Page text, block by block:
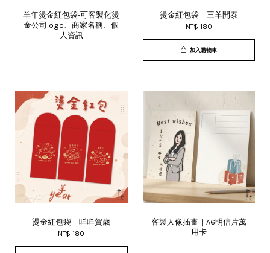
羊年燙金紅包袋-可客製化燙
金公司logo、商家名稱、個
人資訊
燙金紅包袋｜三羊開泰
NT$ 180
加入購物車
燙金紅包袋｜咩咩賀歲
NT$ 180
客製人像插畫｜A6明信片萬
用卡